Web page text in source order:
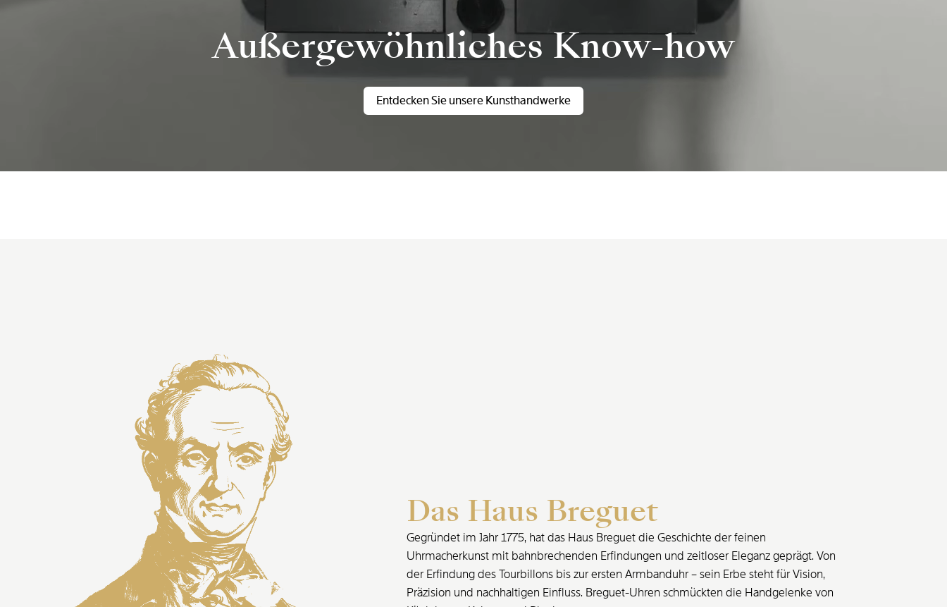
Außergewöhnliches Know-how
Entdecken Sie unsere Kunsthandwerke
Das Haus Breguet
Gegründet im Jahr 1775, hat das Haus Breguet die Geschichte der feinen
Uhrmacherkunst mit bahnbrechenden Erfindungen und zeitloser Eleganz geprägt. Von
der Erfindung des Tourbillons bis zur ersten Armbanduhr – sein Erbe steht für Vision,
Präzision und nachhaltigen Einfluss. Breguet-Uhren schmückten die Handgelenke von